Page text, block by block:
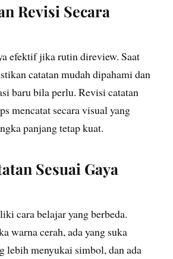
Revisi Secara
efektif jika rutin direview. Saat
catatan mudah dipahami dan
baru bila perlu. Revisi catatan
mencatat secara visual yang
panjang tetap kuat.
Sesuai Gaya
cara belajar yang berbeda.
warna cerah, ada yang suka
lebih menyukai simbol, dan ada